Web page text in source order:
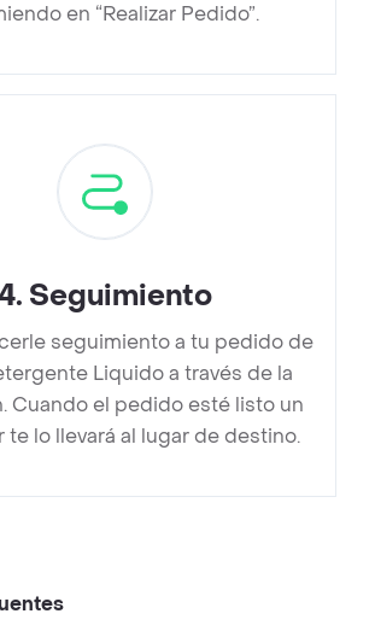
en “Realizar Pedido”.
. Seguimiento
seguimiento a tu pedido de
Liquido a través de la
Cuando el pedido esté listo un
te lo llevará al lugar de destino.